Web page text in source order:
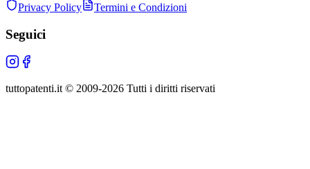
Privacy Policy Termini e Condizioni
Seguici
tuttopatenti.it © 2009-2026 Tutti i diritti riservati